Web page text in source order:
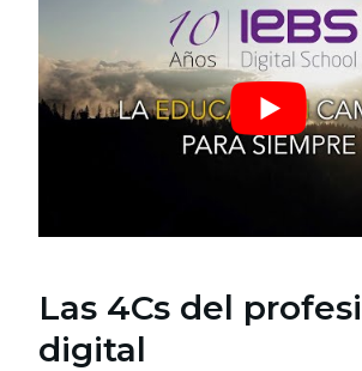
Las 4Cs del
digital